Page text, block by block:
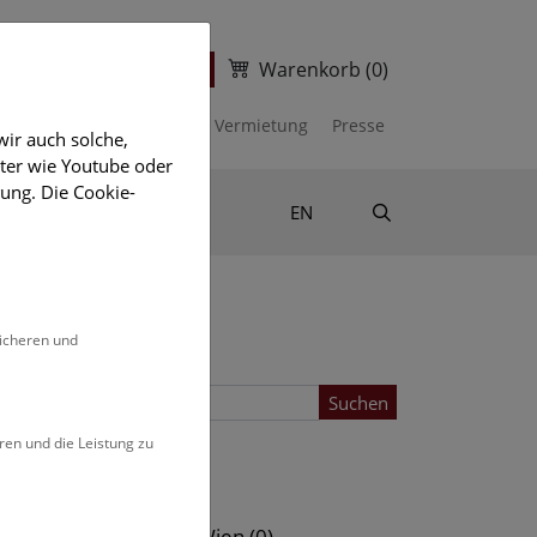
Warenkorb (0)
Vermietung Presse
EN
Suchen
auch solche,
wie Youtube oder
Die Cookie-
und
und die Leistung zu